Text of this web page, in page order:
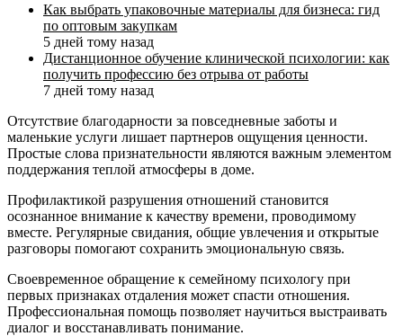
Как выбрать упаковочные материалы для бизнеса: гид
по оптовым закупкам
5 дней тому назад
Дистанционное обучение клинической психологии: как
получить профессию без отрыва от работы
7 дней тому назад
Отсутствие благодарности за повседневные заботы и
маленькие услуги лишает партнеров ощущения ценности.
Простые слова признательности являются важным элементом
поддержания теплой атмосферы в доме.
Профилактикой разрушения отношений становится
осознанное внимание к качеству времени, проводимому
вместе. Регулярные свидания, общие увлечения и открытые
разговоры помогают сохранить эмоциональную связь.
Своевременное обращение к семейному психологу при
первых признаках отдаления может спасти отношения.
Профессиональная помощь позволяет научиться выстраивать
диалог и восстанавливать понимание.